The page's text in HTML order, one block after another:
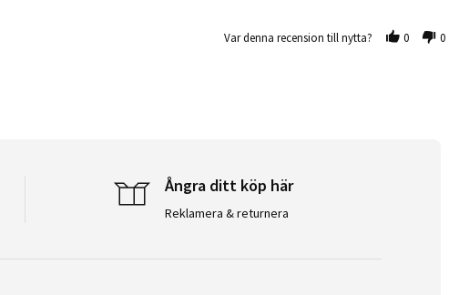
Var denna recension till nytta? 0 0
Ångra ditt köp här
Reklamera & returnera